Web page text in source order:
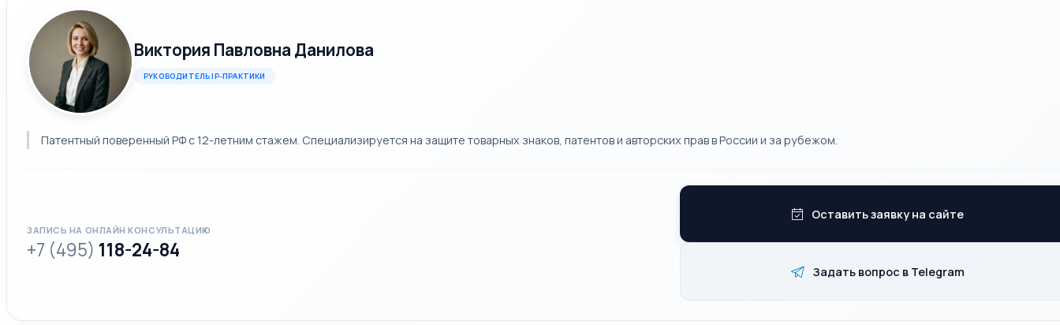
Виктория Павловна Данилова
РУКОВОДИТЕЛЬ IP-ПРАКТИКИ
Патентный поверенный РФ с 12-летним стажем. Специализируется на защите товарных знаков, патентов и авторских прав в России и за рубежом.
ЗАПИСЬ НА ОНЛАЙН КОНСУЛЬТАЦИЮ
+7 (495) 118-24-84
Оставить заявку на сайте
Задать вопрос в Telegram